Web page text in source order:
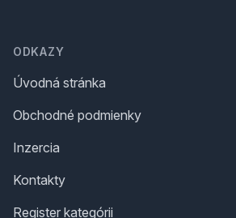
ODKAZY
Úvodná stránka
Obchodné podmienky
Inzercia
Kontakty
Register kategórii